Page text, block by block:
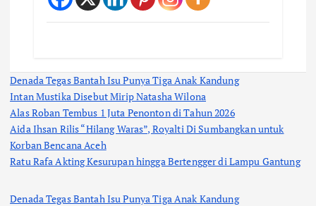
Denada Tegas Bantah Isu Punya Tiga Anak Kandung
Intan Mustika Disebut Mirip Natasha Wilona
Alas Roban Tembus 1 Juta Penonton di Tahun 2026
Aida Ihsan Rilis “Hilang Waras”, Royalti Di Sumbangkan untuk
Korban Bencana Aceh
Ratu Rafa Akting Kesurupan hingga Bertengger di Lampu Gantung
Denada Tegas Bantah Isu Punya Tiga Anak Kandung